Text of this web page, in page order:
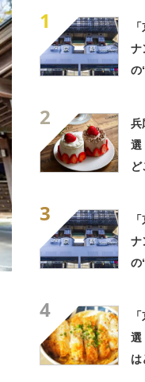
1
ナ
の
2
兵
選
3
ナ
の
4
選
は